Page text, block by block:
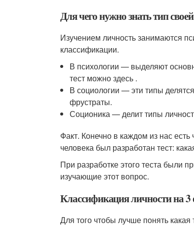
Для чего нужно знать тип
Изучением личность занимаются
классификации.
В психологии — выделяют
тест можно здесь .
В социологии — эти типы
фрустраты.
Соционика — делит типы
Факт. Конечно в каждом из нас
человека был разработан тест:
При разработке этого теста были
изучающие этот вопрос.
Классификация личности на 3
Для того чтобы лучше понять